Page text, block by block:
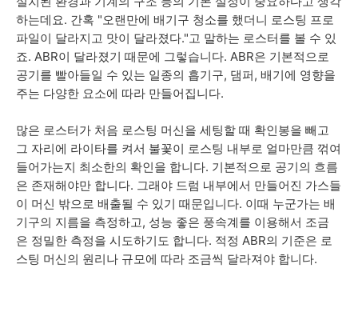
하는데요. 간혹 "오랜만에 배기구 청소를 했더니 로스팅 프로
파일이 달라지고 맛이 달라졌다."고 말하는 로스터를 볼 수 있
죠. ABR이 달라졌기 때문에 그렇습니다. ABR은 기본적으로
공기를 빨아들일 수 있는 일종의 흡기구, 댐퍼, 배기에 영향을
주는 다양한 요소에 따라 만들어집니다.
많은 로스터가 처음 로스팅 머신을 세팅할 때 확인봉을 빼고
그 자리에 라이타를 켜서 불꽃이 로스팅 내부로 얼마만큼 꺾여
들어가는지 최소한의 확인을 합니다. 기본적으로 공기의 흐름
은 존재해야만 합니다. 그래야 드럼 내부에서 만들어진 가스들
이 머신 밖으로 배출될 수 있기 때문입니다. 이때 누군가는 배
기구의 지름을 측정하고, 성능 좋은 풍속계를 이용해서 조금
은 정밀한 측정을 시도하기도 합니다. 적정 ABR의 기준은 로
스팅 머신의 원리나 규모에 따라 조금씩 달라져야 합니다.